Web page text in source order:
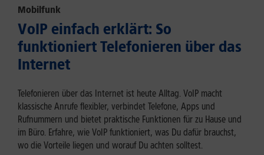
Mobilfunk
VoIP einfach erklärt: So
funktioniert Telefonieren über das
Internet
Telefonieren über das Internet ist heute Alltag. VoIP macht
klassische Anrufe flexibler, verbindet Telefone, Apps und
Rufnummern und bietet praktische Funktionen für zu Hause und
im Büro. Erfahre, wie VoIP funktioniert, was Du dafür brauchst,
wo die Vorteile liegen und worauf Du achten solltest.